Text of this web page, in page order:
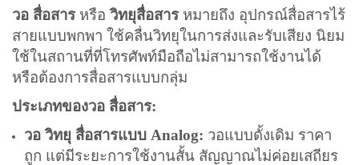
วอ สื่อสารหรือวิทยุสื่อสารหมายถึง อุปกรณ์สื่อสารไร้
สายแบบพกพา ใช้คลื่นวิทยุในการส่งและรับเสียง นิยม
ใช้ในสถานที่ที่โทรศัพท์มือถือไม่สามารถใช้งานได้
หรือต้องการสื่อสารแบบกลุ่ม
ประเภทของวอ สื่อสาร:
วอ วิทยุ สื่อสารแบบ Analog: วอแบบดั้งเดิม ราคา
ถูก แต่มีระยะการใช้งานสั้น สัญญาณไม่ค่อยเสถียร